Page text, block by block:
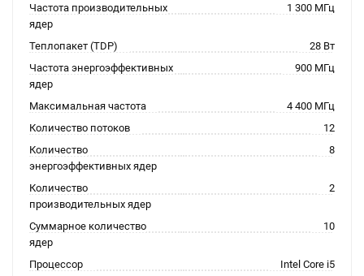
Частота производительных
ядер
1 300 МГц
Теплопакет (TDP)
28 Вт
Частота энергоэффективных
ядер
900 МГц
Максимальная частота
4 400 МГц
Количество потоков
12
Количество
энергоэффективных ядер
8
Количество
производительных ядер
2
Суммарное количество
ядер
10
Процессор
Intel Core i5